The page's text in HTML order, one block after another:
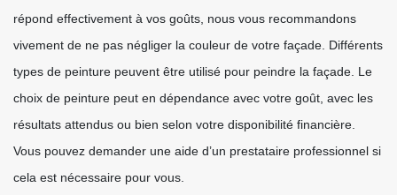
répond effectivement à vos goûts, nous vous recommandons
vivement de ne pas négliger la couleur de votre façade. Différents
types de peinture peuvent être utilisé pour peindre la façade. Le
choix de peinture peut en dépendance avec votre goût, avec les
résultats attendus ou bien selon votre disponibilité financière.
Vous pouvez demander une aide d’un prestataire professionnel si
cela est nécessaire pour vous.